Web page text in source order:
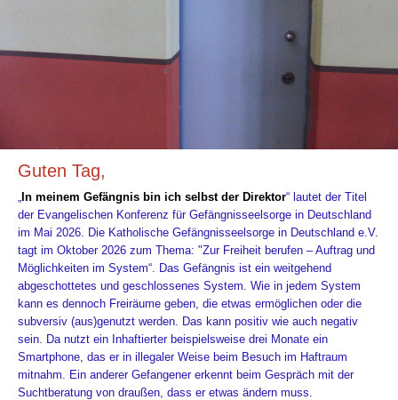
Guten Tag,
„ In meinem Gefängnis bin ich selbst der Direktor“ lautet der Titel
der Evangelischen Konferenz für Gefängnisseelsorge in Deutschland
im Mai 2026. Die Katholische Gefängnisseelsorge in Deutschland e.V.
tagt im Oktober 2026 zum Thema: "Zur Freiheit berufen – Auftrag und
Möglichkeiten im System“. Das Gefängnis ist ein weitgehend
abgeschottetes und geschlossenes System. Wie in jedem System
kann es dennoch Freiräume geben, die etwas ermöglichen oder die
subversiv (aus)genutzt werden. Das kann positiv wie auch negativ
sein. Da nutzt ein Inhaftierter beispielsweise drei Monate ein
Smartphone, das er in illegaler Weise beim Besuch im Haftraum
mitnahm. Ein anderer Gefangener erkennt beim Gespräch mit der
Suchtberatung von draußen, dass er etwas ändern muss.